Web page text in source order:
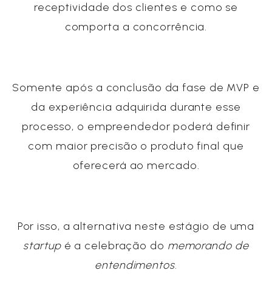
receptividade dos clientes e como se
comporta a concorrência.
Somente após a conclusão da fase de MVP e
da experiência adquirida durante esse
processo, o empreendedor poderá definir
com maior precisão o produto final que
oferecerá ao mercado.
Por isso, a alternativa neste estágio de uma
startupé a celebração do memorando de
entendimentos.